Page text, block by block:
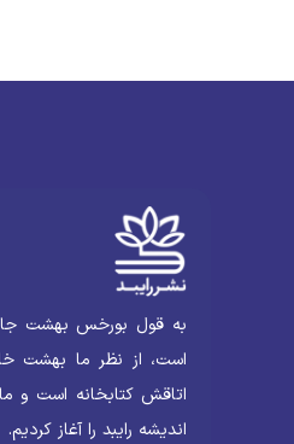
به قول بورخس بهشت جایی
است، از نظر ما بهشت
اندیشه رایبد را آغاز کردیم.